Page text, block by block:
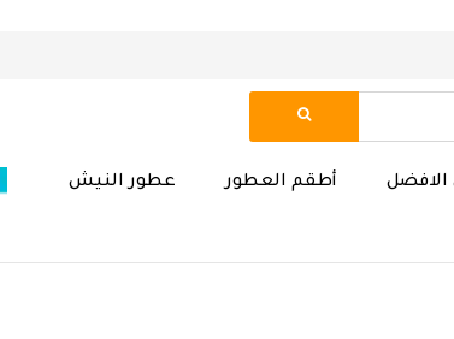
عطور النيش أطقم العطور الافضل